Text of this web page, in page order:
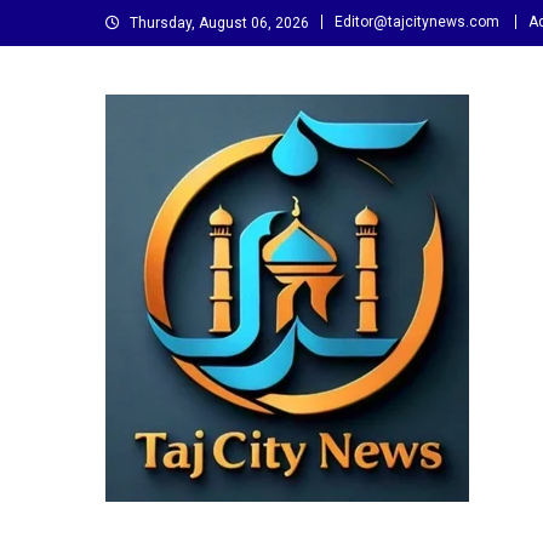
to
Thursday, August 06, 2026 Editor@tajcitynews.com